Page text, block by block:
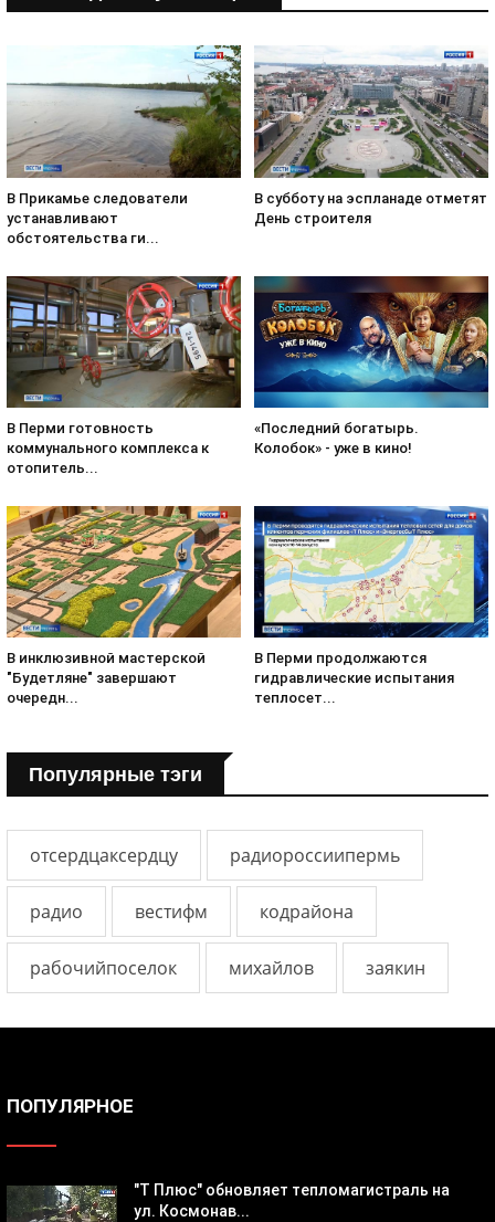
В Прикамье следователи
устанавливают
обстоятельства ги...
В субботу на эспланаде отметят
День строителя
В Перми готовность
коммунального комплекса к
отопитель...
«Последний богатырь.
Колобок» - уже в кино!
В инклюзивной мастерской
"Будетляне" завершают
очередн...
В Перми продолжаются
гидравлические испытания
теплосет...
Популярные тэги
отсердцаксердцу радиороссиипермь
радио вестифм кодрайона
рабочийпоселок михайлов заякин
ПОПУЛЯРНОЕ
"Т Плюс" обновляет тепломагистраль на
ул. Космонав...